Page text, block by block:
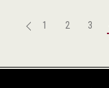
1 2 3